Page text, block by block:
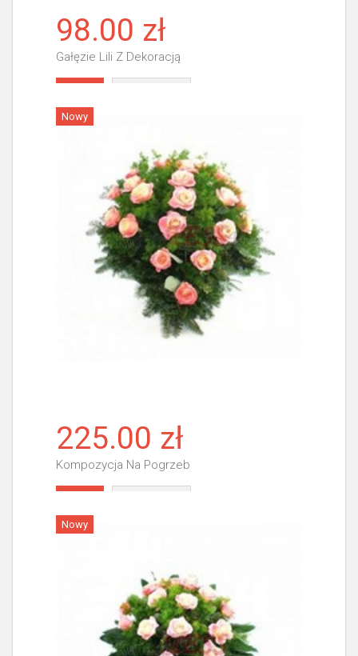
98.00 zł
Gałęzie Lili Z Dekoracją
Nowy
225.00 zł
Kompozycja Na Pogrzeb
Nowy